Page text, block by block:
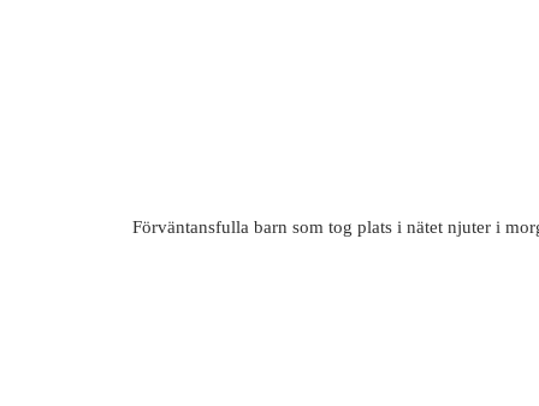
Förväntansfulla barn som tog plats i nätet njuter i